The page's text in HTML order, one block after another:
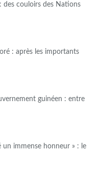
des couloirs des Nations
: après les importants
guinéen : entre
un immense honneur » : le